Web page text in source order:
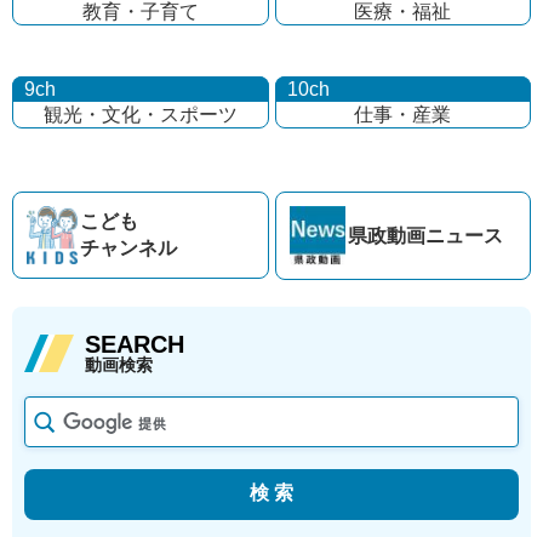
教育・子育て
医療・福祉
9ch
観光・文化・ スポーツ
10ch
仕事・産業
こども
チャンネル
県政動画ニュース
SEARCH
動画検索